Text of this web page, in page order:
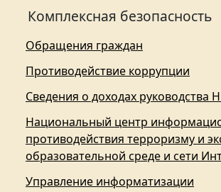
Комплексная безопасность
Обращения граждан
Противодействие коррупции
Сведения о доходах руководства
Национальный центр
противодействия терроризму и
образовательной среде и сети
Управление информатизации